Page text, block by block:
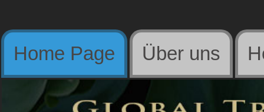
Home Page Über uns